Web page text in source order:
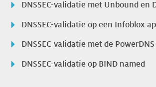
DNSSEC-validatie met Unbound en
DNSSEC-validatie op een Infoblox
DNSSEC-validatie met de
DNSSEC-validatie op BIND named